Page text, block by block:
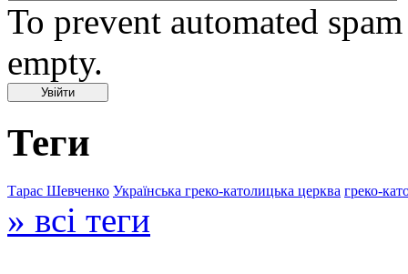
To prevent automated
empty.
Теги
Тарас Шевченко Українська греко-католицька церква греко-
» всі теги